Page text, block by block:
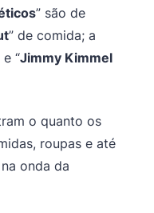
” são de
” de comida; a
“Jimmy Kimmel
o quanto os
roupas e até
onda da